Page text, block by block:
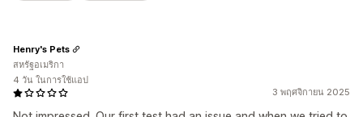
3 พฤศจิกายน 2025
Henry's Pets
สหรัฐอเมริกา
4 วัน ในการใช้แอป